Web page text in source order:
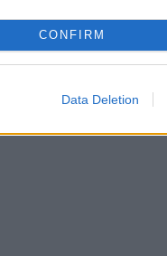
CONFIRM
Data Deletion